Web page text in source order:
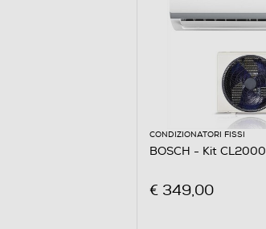
CONDIZIONATORI FISSI
BOSCH - Kit
€ 349,00